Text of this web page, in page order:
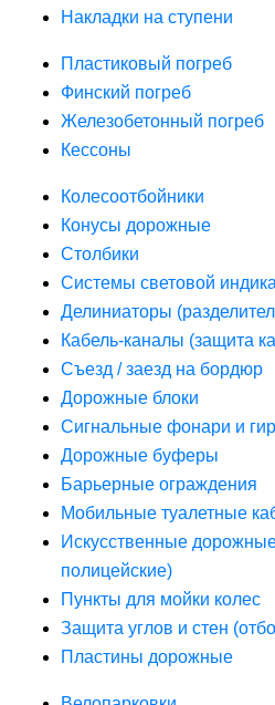
Накладки на ступени
Пластиковый погреб
Финский погреб
Железобетонный погреб
Кессоны
Колесоотбойники
Конусы дорожные
Столбики
Системы световой
Делиниаторы
Кабель-каналы (защита
Съезд / заезд на бордюр
Дорожные блоки
Сигнальные фонари и
Дорожные буферы
Барьерные ограждения
Мобильные туалетные
Искусственные
полицейские)
Пункты для мойки колес
Защита углов и стен
Пластины дорожные